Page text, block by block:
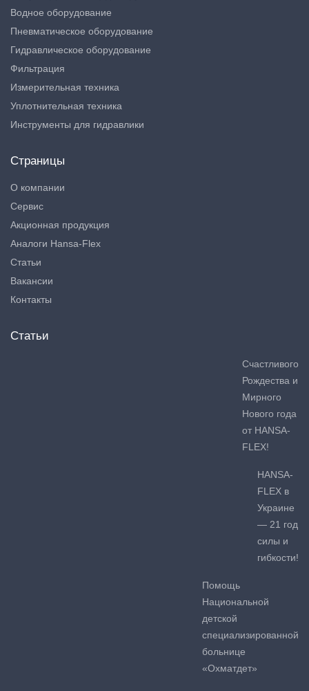
Водное оборудование
Пневматическое оборудование
Гидравлическое оборудование
Фильтрация
Измерительная техника
Уплотнительная техника
Инструменты для гидравлики
Страницы
О компании
Сервис
Акционная продукция
Аналоги Hansa-Flex
Статьи
Вакансии
Контакты
Статьи
Счастливого
Рождества и
Мирного
Нового года
от HANSA-
FLEX!
HANSA-
FLEX в
Украине
— 21 год
силы и
гибкости!
Помощь
Национальной
детской
специализированной
больнице
«Охматдет»